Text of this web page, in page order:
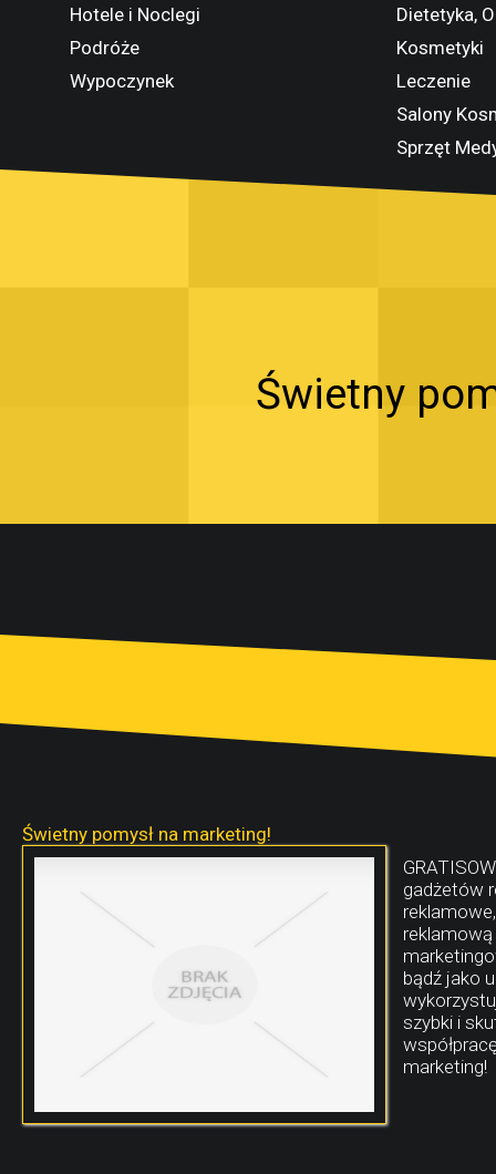
Hotele i Noclegi
Podróże
Wypoczynek
Dietetyka,
Kosmetyki
Leczenie
Salony
Sprzęt
Świetny
Świetny pomysł na marketing!
gadżetów
bądź jako
szybki i
marketing!